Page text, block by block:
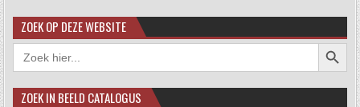
ZOEK OP DEZE WEBSITE
Zoek
naar:
ZOEK IN BEELD CATALOGUS